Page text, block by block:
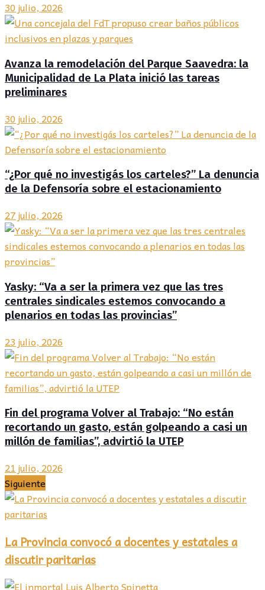
30 julio, 2026
Avanza la remodelación del Parque Saavedra: la
Municipalidad de La Plata inició las tareas
preliminares
30 julio, 2026
“¿Por qué no investigás los carteles?” La denuncia
de la Defensoría sobre el estacionamiento
27 julio, 2026
Yasky: “Va a ser la primera vez que las tres
centrales sindicales estemos convocando a
plenarios en todas las provincias”
23 julio, 2026
Fin del programa Volver al Trabajo: “No están
recortando un gasto, están golpeando a casi un
millón de familias”, advirtió la UTEP
21 julio, 2026
Siguiente
La Provincia convocó a docentes y estatales a
discutir paritarias